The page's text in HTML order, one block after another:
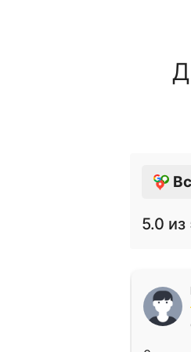
5.0 из